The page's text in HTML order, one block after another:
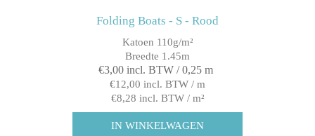
Folding Boats - S - Rood
Katoen 110g/m²
Breedte 1.45m
€3,00 incl. BTW / 0,25 m
€12,00 incl. BTW / m
€8,28 incl. BTW / m²